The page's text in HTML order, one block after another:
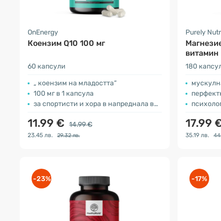
OnEnergy
Коензим Q10 100 мг
60 капсули
„ коензим на младостта“
100 мг в 1 капсула
за спортисти и хора в напреднала възраст
11.99 € 14.99 €
23.45 лв. 29.32 лв.
Purely
витамин
180
17.99
35.19 лв.
-23% -17%